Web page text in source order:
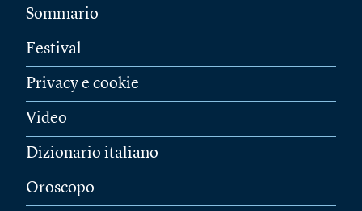
Sommario
Festival
Privacy e cookie
Video
Dizionario italiano
Oroscopo